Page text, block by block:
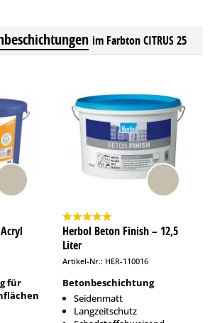
im Farbton CITRUS 25
für
Herbol Beton Finish – 12,5
Liter
Artikel-Nr.: HER-110016
Betonbeschichtung
Seidenmatt
Langzeitschutz